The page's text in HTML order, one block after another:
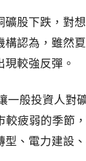
礦股下跌，對
構認為，雖然
較強反彈。
一般投資人對
較疲弱的季節
型、電力建設